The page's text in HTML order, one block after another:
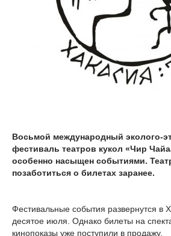
Восьмой международный эколого-
фестиваль театров кукол «Чир
особенно насыщен событиями.
позаботиться о билетах заранее.
Фестивальные события развернутся в
десятое июля. Однако билеты на
кинопоказы уже поступили в продажу.